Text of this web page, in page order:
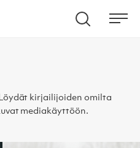
Hae
kirjailijoiden omilta
mediakäyttöön.